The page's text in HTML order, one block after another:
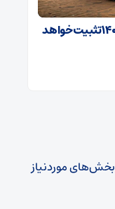
آیا قیمت آهن ‌آلات در ماه‌ های پایانی ۱۴۰۳ تثبیت خواهد
بخش‌های موردنیاز